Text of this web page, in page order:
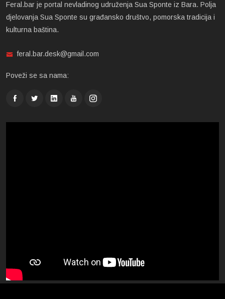
Feral.bar je portal nevladinog udruženja Sua Sponte iz Bara. Polja
djelovanja Sua Sponte su građansko društvo, pomorska tradicija i
kulturna baština.
feral.bar.desk@gmail.com
Poveži se sa nama: